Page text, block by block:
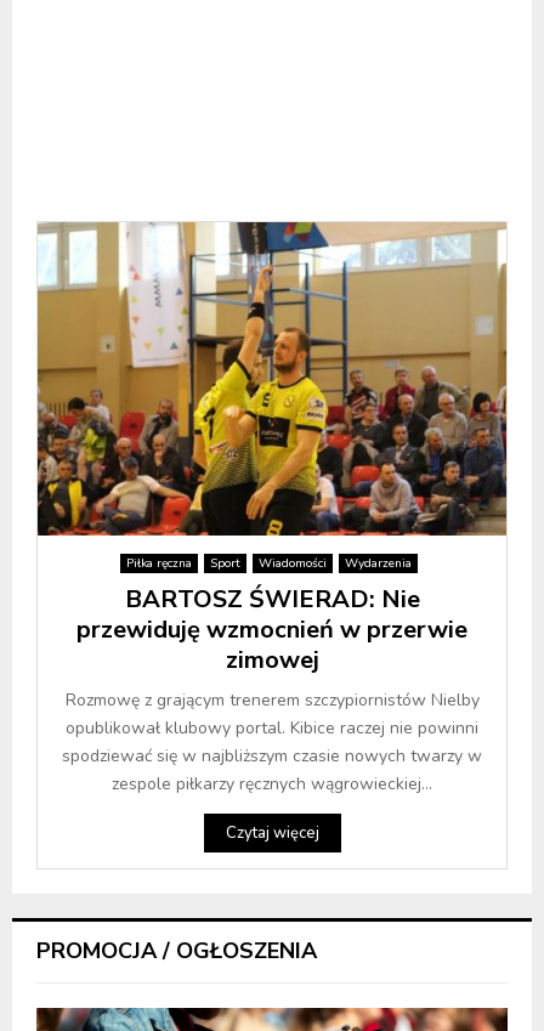
Piłka ręczna Sport Wiadomości Wydarzenia
BARTOSZ ŚWIERAD: Nie
przewiduję wzmocnień w przerwie
zimowej
Rozmowę z grającym trenerem szczypiornistów Nielby
opublikował klubowy portal. Kibice raczej nie powinni
spodziewać się w najbliższym czasie nowych twarzy w
zespole piłkarzy ręcznych wągrowieckiej...
Czytaj więcej
PROMOCJA / OGŁOSZENIA